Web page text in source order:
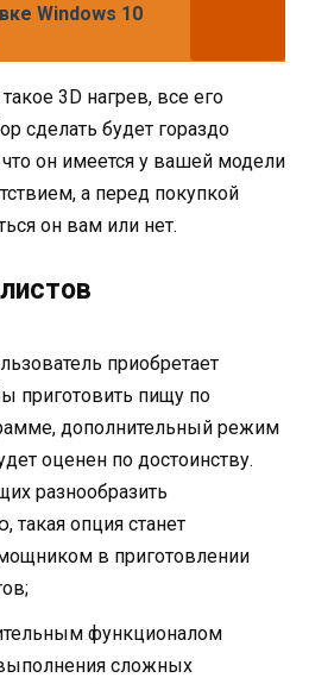
Windows 10
3D нагрев, все его
сделать будет гораздо
он имеется у вашей модели
а перед покупкой
он вам или нет.
приобретает
приготовить пищу по
дополнительный режим
оценен по достоинству.
разнообразить
опция станет
в приготовлении
функционалом
сложных